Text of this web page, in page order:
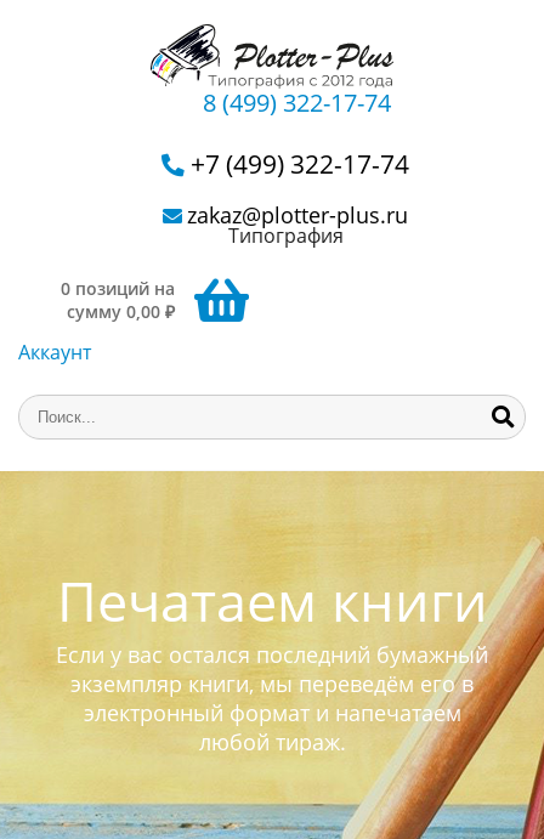
8 (499) 322-17-74
+7 (499) 322-17-74
zakaz@plotter-plus.ru
Типография
0 позиций на
сумму 0,00 ₽
Аккаунт
Печатаем книги
Если у вас остался последний бумажный
экземпляр книги, мы переведём его в
электронный формат и напечатаем
любой тираж.